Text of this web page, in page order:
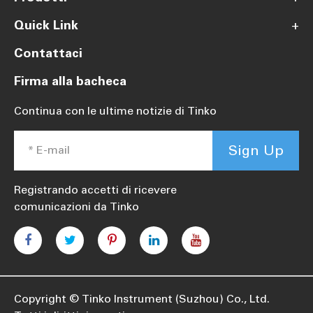
Quick Link
+
Contattaci
Firma alla bacheca
Continua con le ultime notizie di Tinko
Sign Up
Registrando accetti di ricevere
comunicazioni da Tinko
Copyright © Tinko Instrument (Suzhou) Co., Ltd.